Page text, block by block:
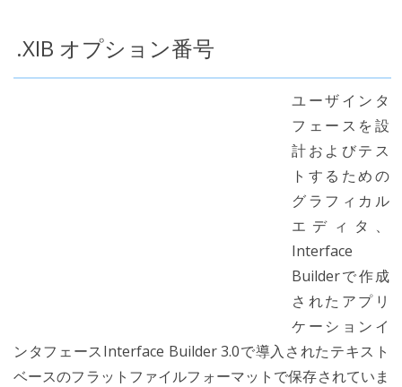
.XIB オプション番号
ユーザインタ
フェースを設
計およびテス
トするための
グラフィカル
エディタ、
Interface
Builderで作成
されたアプリ
ケーションイ
ンタフェースInterface Builder 3.0で導入されたテキスト
ベースのフラットファイルフォーマットで保存されていま